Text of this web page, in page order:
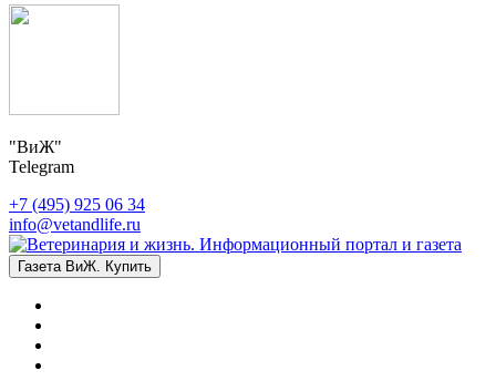
"ВиЖ"
Telegram
+7 (495) 925 06 34
info@vetandlife.ru
Газета ВиЖ. Купить